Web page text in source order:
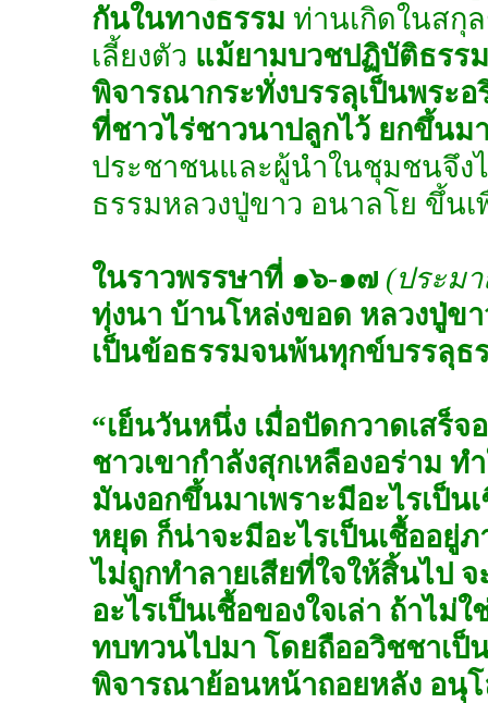
กันในทางธรรม ท่านเกิดในสกุ
เลี้ยงตัว แม้ยามบวชปฏิบัติธรร
พิจารณากระทั่งบรรลุเป็นพระ
ที่ชาวไร่ชาวนาปลูกไว้ ยกขึ้นม
ประชาชนและผู้นำในชุมชนจึง
ธรรมหลวงปู่ขาว อนาลโย ขึ้น
ในราวพรรษาที่ ๑๖-๑๗ (ประม
ทุ่งนา บ้านโหล่งขอด หลวงปู่ข
เป็นข้อธรรมจนพ้นทุกข์บรรลุธ
“เย็นวันหนึ่ง เมื่อปัดกวาดเสร็
ชาวเขากำลังสุกเหลืองอร่าม
มันงอกขึ้นมาเพราะมีอะไรเป็น
หยุด ก็น่าจะมีอะไรเป็นเชื้ออยู่
ไม่ถูกทำลายเสียที่ใจให้สิ้นไป
อะไรเป็นเชื้อของใจเล่า ถ้าไ
ทบทวนไปมา โดยถืออวิชชาเป็
พิจารณาย้อนหน้าถอยหลัง อนุ